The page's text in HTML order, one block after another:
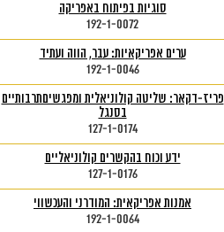
סוגיות בפיתוח באפריקה
192-1-0072
ערים אפריקאיות: עבר, הווה ועתיד
192-1-0046
פריז-דקאר: שליטה קולוניאלית ומפגשיםתרבותיים
בסנגל
127-1-0174
ידע וכוח בהקשרים קולוניאליים
127-1-0176
אמנות אפריקאית: המודרני והעכשווי
192-1-0064